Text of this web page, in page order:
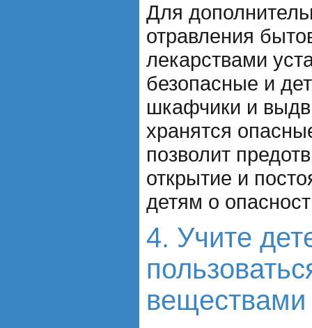
Для
отравления
лекарствами
безопасные и
шкафчики и
хранятся
позволит
открытие и
детям о
4. Учите
веществами